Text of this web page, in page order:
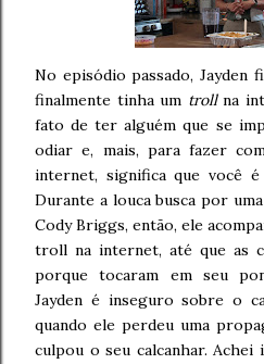
No episódio passado, Jayden
finalmente tinha um trollna
fato de ter alguém que se
odiar e, mais, para fazer
internet, significa que você é
Durante a louca busca por
Cody Briggs, então, ele
troll na internet, até que as
porque tocaram em seu
Jayden é inseguro sobre o
quando ele perdeu uma
culpou o seu calcanhar. Achei